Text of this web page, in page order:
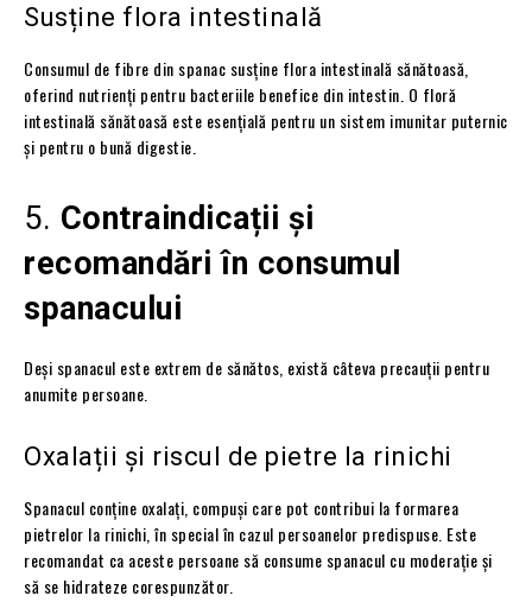
Susține flora intestinală
Consumul de fibre din spanac susține flora intestinală sănătoasă,
oferind nutrienți pentru bacteriile benefice din intestin. O floră
intestinală sănătoasă este esențială pentru un sistem imunitar puternic
și pentru o bună digestie.
5. Contraindicații și
recomandări în consumul
spanacului
Deși spanacul este extrem de sănătos, există câteva precauții pentru
anumite persoane.
Oxalații și riscul de pietre la rinichi
Spanacul conține oxalați, compuși care pot contribui la formarea
pietrelor la rinichi, în special în cazul persoanelor predispuse. Este
recomandat ca aceste persoane să consume spanacul cu moderație și
să se hidrateze corespunzător.